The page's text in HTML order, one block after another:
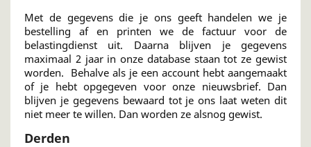
Met de gegevens die je ons geeft handelen we je
bestelling af en printen we de factuur voor de
belastingdienst uit. Daarna blijven je gegevens
maximaal 2 jaar in onze database staan tot ze gewist
worden. Behalve als je een account hebt aangemaakt
of je hebt opgegeven voor onze nieuwsbrief. Dan
blijven je gegevens bewaard tot je ons laat weten dit
niet meer te willen. Dan worden ze alsnog gewist.
Derden